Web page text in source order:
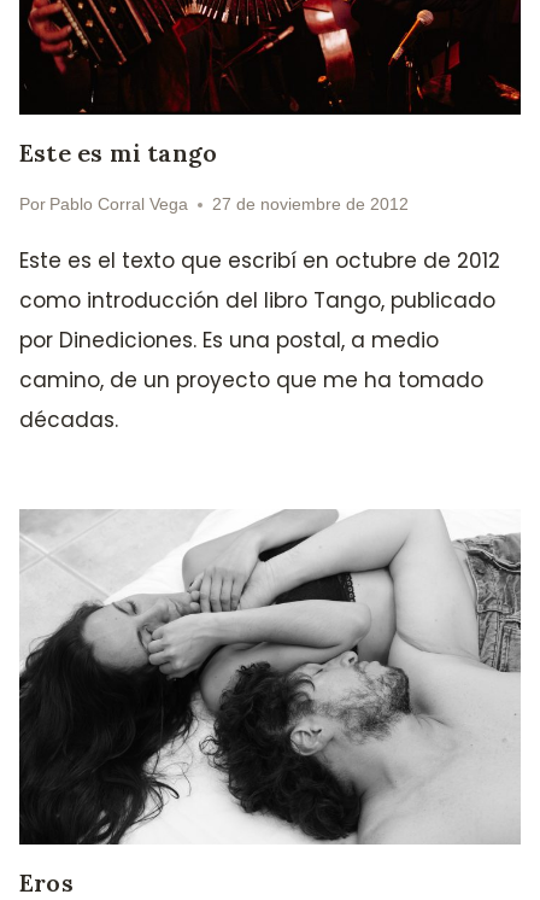
Este es mi tango
Por Pablo Corral Vega 27 de noviembre de 2012
Este es el texto que escribí en octubre de 2012
como introducción del libro Tango, publicado
por Dinediciones. Es una postal, a medio
camino, de un proyecto que me ha tomado
décadas.
Eros